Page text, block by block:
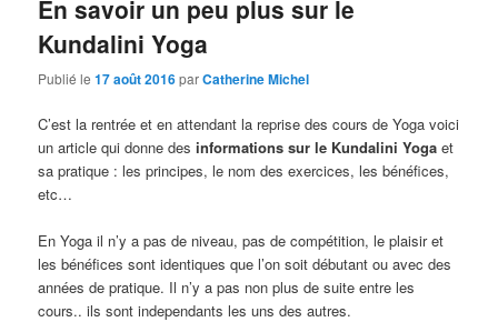
En savoir un peu plus sur le
Kundalini Yoga
Publié le17 août 2016parCatherine Michel
C’est la rentrée et en attendant la reprise des cours de Yoga voici
un article qui donne desinformations sur le Kundalini Yoga et
sa pratique : les principes, le nom des exercices, les bénéfices,
etc…
En Yoga il n’y a pas de niveau, pas de compétition, le plaisir et
les bénéfices sont identiques que l’on soit débutant ou avec des
années de pratique. Il n’y a pas non plus de suite entre les
cours.. ils sont independants les uns des autres.